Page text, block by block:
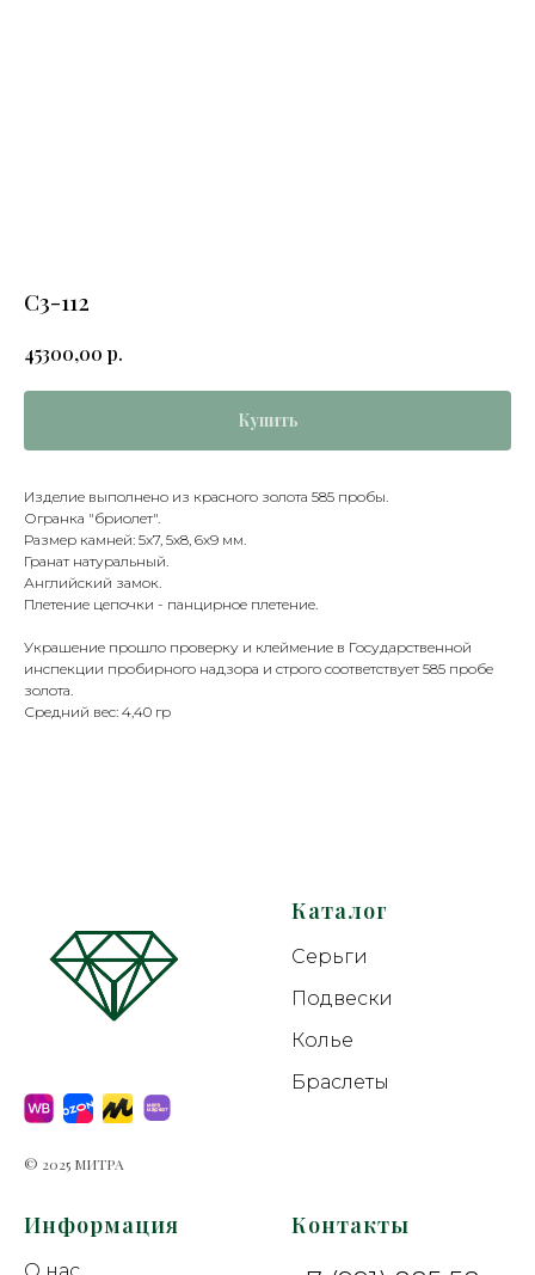
С3-112
45300,00 р.
Купить
Изделие выполнено из красного золота 585 пробы.
Огранка "бриолет".
Размер камней: 5х7, 5х8, 6х9 мм.
Гранат натуральный.
Английский замок.
Плетение цепочки - панцирное плетение.
Украшение прошло проверку и клеймение в Государственной
инспекции пробирного надзора и строго соответствует 585 пробе
золота.
Средний вес: 4,40 гр
© 2025 МИТРА
Каталог
Серьги
Подвески
Колье
Браслеты
Информация Контакты